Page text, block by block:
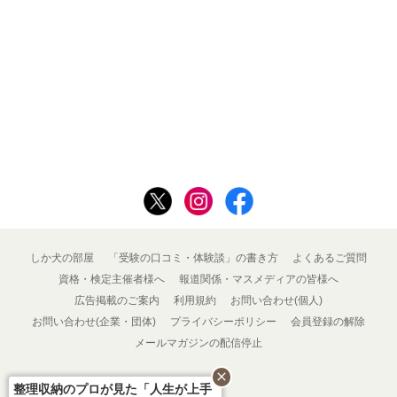
しか犬の部屋 「受験の口コミ・体験談」の書き方
よくあるご質問
資格・検定主催者様へ
報道関係・マスメディアの皆様へ
広告掲載のご案内
利用規約
お問い合わせ(個人)
お問い合わせ(企業・団体)
プライバシーポリシー
会員登録の解除
メールマガジンの配信停止
整理収納のプロが見た「人生が上手
close